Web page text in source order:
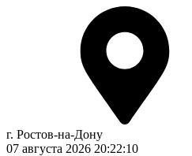
г. Ростов-на-Дону
07 августа 2026 20:22:10